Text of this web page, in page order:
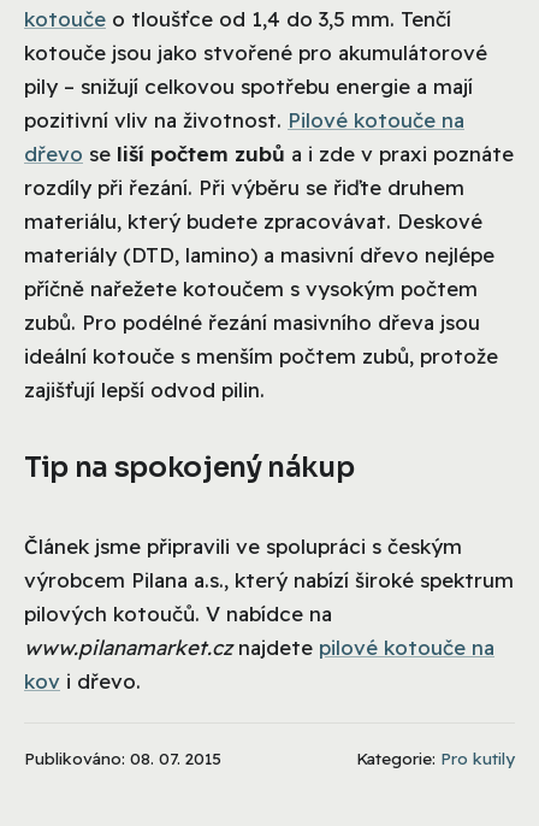
kotouče o tloušťce od 1,4 do 3,5 mm. Tenčí
kotouče jsou jako stvořené pro akumulátorové
pily – snižují celkovou spotřebu energie a mají
pozitivní vliv na životnost. Pilové kotouče na
dřevo se liší počtem zubů a i zde v praxi poznáte
rozdíly při řezání. Při výběru se řiďte druhem
materiálu, který budete zpracovávat. Deskové
materiály (DTD, lamino) a masivní dřevo nejlépe
příčně nařežete kotoučem s vysokým počtem
zubů. Pro podélné řezání masivního dřeva jsou
ideální kotouče s menším počtem zubů, protože
zajišťují lepší odvod pilin.
Tip na spokojený nákup
Článek jsme připravili ve spolupráci s českým
výrobcem Pilana a.s., který nabízí široké spektrum
pilových kotoučů. V nabídce na
www.pilanamarket.cznajdete pilové kotouče na
kov i dřevo.
Publikováno: 08. 07. 2015 Kategorie: Pro kutily